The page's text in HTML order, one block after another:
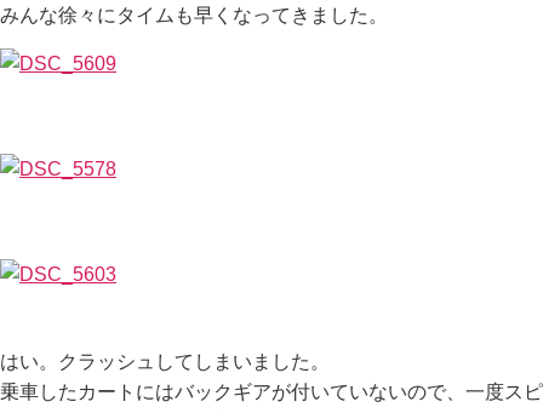
みんな徐々にタイムも早くなってきました。
はい。クラッシュしてしまいました。
乗車したカートにはバックギアが付いていないので、一度ス